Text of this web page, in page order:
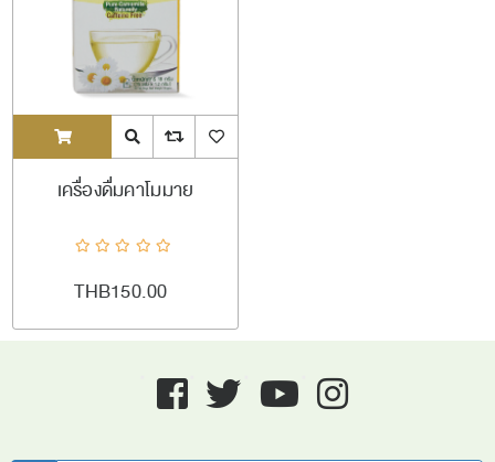
ADDTOCART Quick ViewAddToCompareList
AddToWishlist
เครื่องดื่มคาโมมาย
THB150.00
Facebook twitter youtube instagram